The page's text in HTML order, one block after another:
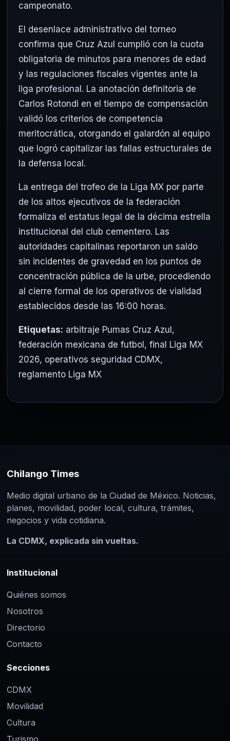
campeonato.
El desenlace administrativo del torneo
confirma que Cruz Azul cumplió con la cuota
obligatoria de minutos para menores de edad
y las regulaciones fiscales vigentes ante la
liga profesional. La anotación definitoria de
Carlos Rotondi en el tiempo de compensación
validó los criterios de competencia
meritocrática, otorgando el galardón al equipo
que logró capitalizar las fallas estructurales de
la defensa local.
La entrega del trofeo de la Liga MX por parte
de los altos ejecutivos de la federación
formaliza el estatus legal de la décima estrella
institucional del club cementero. Las
autoridades capitalinas reportaron un saldo
sin incidentes de gravedad en los puntos de
concentración pública de la urbe, procediendo
al cierre formal de los operativos de vialidad
establecidos desde las 16:00 horas.
Etiquetas: arbitraje Pumas Cruz Azul ,
federación mexicana de futbol , final Liga MX
2026, operativos seguridad CDMX,
reglamento Liga MX
Chilango Times
Medio digital urbano de la Ciudad de México. Noticias,
planes, movilidad, poder local, cultura, trámites,
negocios y vida cotidiana.
La CDMX, explicada sin vueltas.
Institucional
Quiénes somos
Nosotros
Directorio
Contacto
Secciones
CDMX
Movilidad
Cultura